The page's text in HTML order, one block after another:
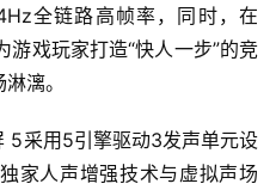
全链路高帧率，同时，在
戏玩家打造“快人一步”的竞
漓。
5采用5引擎驱动3发声单元设
家人声增强技术与虚拟声场